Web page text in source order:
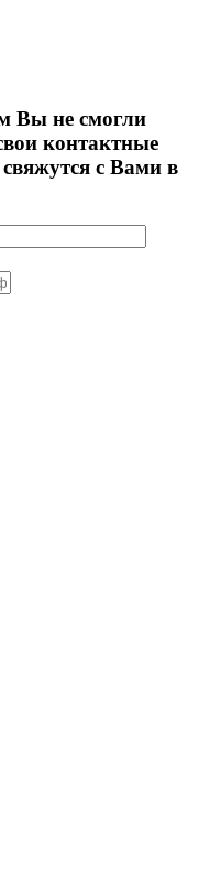
Вы не смогли
контактные
с Вами в